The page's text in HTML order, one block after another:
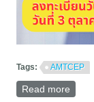
Tags: AMTCEP
Read more